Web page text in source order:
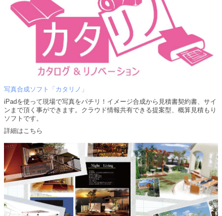
写真合成ソフト「カタリノ」
iPadを使って現場で写真をパチリ！イメージ合成から見積書契約書、サイ
ンまで頂く事ができます。クラウド情報共有できる提案型、概算見積もり
ソフトです。
詳細はこちら